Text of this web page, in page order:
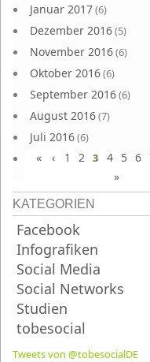
Januar 2017(6)
Dezember 2016(5)
November 2016(6)
Oktober 2016(6)
September 2016(6)
August 2016(7)
Juli 2016(6)
Juni 2016(7)
« ‹ 1 2 3 4 5 6
»
KATEGORIEN
Facebook
Infografiken
Social Media
Social Networks
Studien
tobesocial
Tweets von @tobesocialDE